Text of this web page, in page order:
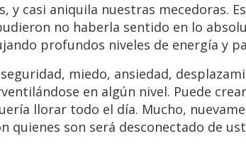
y casi aniquila nuestras mecedoras.
no haberla sentido en lo
profundos niveles de energía y
miedo, ansiedad,
en algún nivel. Puede
llorar todo el día. Mucho,
quienes son será desconectado de